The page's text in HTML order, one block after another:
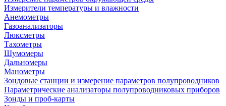
Измерители температуры и влажности
Анемометры
Газоанализаторы
Люксметры
Тахометры
Шумомеры
Дальномеры
Манометры
Зондовые станции и измерение параметров полупроводников
Параметрические анализаторы полупроводниковых приборов
Зонды и проб-карты